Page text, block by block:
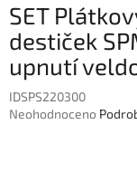
SET
destiček
upnutí
IDSPS220300
Průměrné
Neohodnoceno